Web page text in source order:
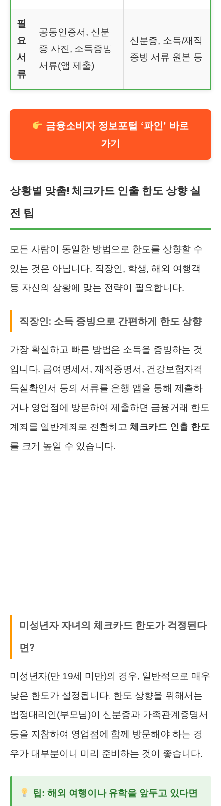
필
요
서
류
공동인증서, 신분
증 사진, 소득증빙
서류(앱 제출)
신분증, 소득/재직
증빙 서류 원본 등
금융소비자 정보포털 ‘파인’ 바로
가기
상황별 맞춤! 체크카드 인출 한도 상향 실
전 팁
모든 사람이 동일한 방법으로 한도를 상향할 수
있는 것은 아닙니다. 직장인, 학생, 해외 여행객
등 자신의 상황에 맞는 전략이 필요합니다.
직장인: 소득 증빙으로 간편하게 한도 상향
가장 확실하고 빠른 방법은 소득을 증빙하는 것
입니다. 급여명세서, 재직증명서, 건강보험자격
득실확인서 등의 서류를 은행 앱을 통해 제출하
거나 영업점에 방문하여 제출하면 금융거래 한도
계좌를 일반계좌로 전환하고 체크카드 인출 한도
를 크게 높일 수 있습니다.
미성년자 자녀의 체크카드 한도가 걱정된다
면?
미성년자(만 19세 미만)의 경우, 일반적으로 매우
낮은 한도가 설정됩니다. 한도 상향을 위해서는
법정대리인(부모님)이 신분증과 가족관계증명서
등을 지참하여 영업점에 함께 방문해야 하는 경
우가 대부분이니 미리 준비하는 것이 좋습니다.
팁: 해외 여행이나 유학을 앞두고 있다면